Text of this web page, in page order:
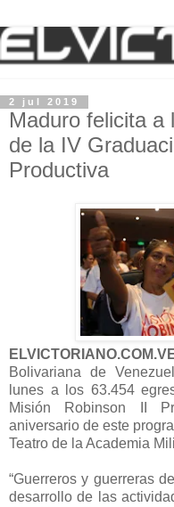
2 jul 2019
Maduro felicita a
de la IV
Productiva
Bolivariana de
lunes a los 63.454
Misión Robinson II
aniversario de este
Teatro de la Academia
“Guerreros y guerreras
desarrollo de las